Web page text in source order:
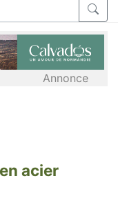
Annonce
acier